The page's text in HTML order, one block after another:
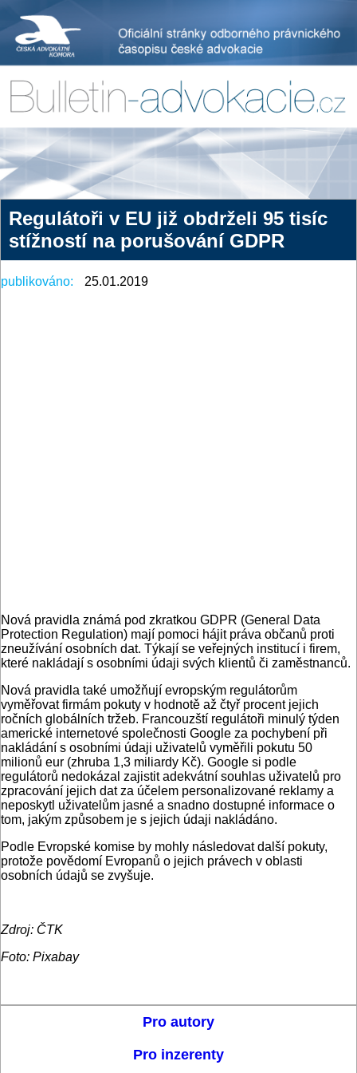
Regulátoři v EU již obdrželi 95 tisíc
stížností na porušování GDPR
publikováno: 25.01.2019
Nová pravidla známá pod zkratkou GDPR (General Data
Protection Regulation) mají pomoci hájit práva občanů proti
zneužívání osobních dat. Týkají se veřejných institucí i firem,
které nakládají s osobními údaji svých klientů či zaměstnanců.
Nová pravidla také umožňují evropským regulátorům
vyměřovat firmám pokuty v hodnotě až čtyř procent jejich
ročních globálních tržeb. Francouzští regulátoři minulý týden
americké internetové společnosti Google za pochybení při
nakládání s osobními údaji uživatelů vyměřili pokutu 50
milionů eur (zhruba 1,3 miliardy Kč). Google si podle
regulátorů nedokázal zajistit adekvátní souhlas uživatelů pro
zpracování jejich dat za účelem personalizované reklamy a
neposkytl uživatelům jasné a snadno dostupné informace o
tom, jakým způsobem je s jejich údaji nakládáno.
Podle Evropské komise by mohly následovat další pokuty,
protože povědomí Evropanů o jejich právech v oblasti
osobních údajů se zvyšuje.
Zdroj: ČTK
Foto: Pixabay
Pro autory
Pro inzerenty